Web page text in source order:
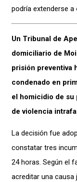
podría extenderse a
Un Tribunal de
domiciliario de
prisión preventiva
condenado en
el homicidio de su
de violencia
La decisión fue
constatar tres
24 horas. Según el
acreditar una